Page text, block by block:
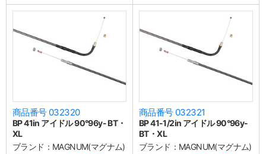
商品番号 032320
BP 41in アイドル 90°96y- BT・
XL
ブランド： MAGNUM(マグナム)
商品番号 032321
BP 41-1/2in アイドル 90°96y-
BT・XL
ブランド： MAGNUM(マグナム)